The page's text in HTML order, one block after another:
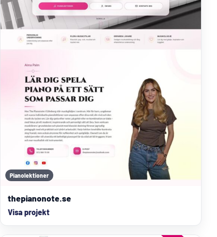
Pianolektioner
thepianonote.se
Visa projekt